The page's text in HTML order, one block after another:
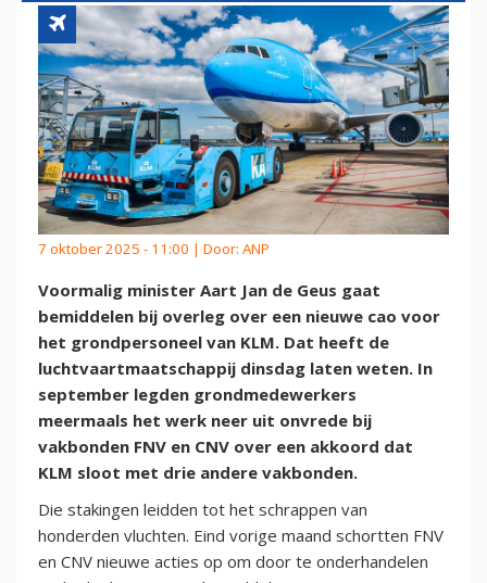
7 oktober 2025 - 11:00 | Door: ANP
Voormalig minister Aart Jan de Geus gaat
bemiddelen bij overleg over een nieuwe cao voor
het grondpersoneel van KLM. Dat heeft de
luchtvaartmaatschappij dinsdag laten weten. In
september legden grondmedewerkers
meermaals het werk neer uit onvrede bij
vakbonden FNV en CNV over een akkoord dat
KLM sloot met drie andere vakbonden.
Die stakingen leidden tot het schrappen van
honderden vluchten. Eind vorige maand schortten FNV
en CNV nieuwe acties op om door te onderhandelen